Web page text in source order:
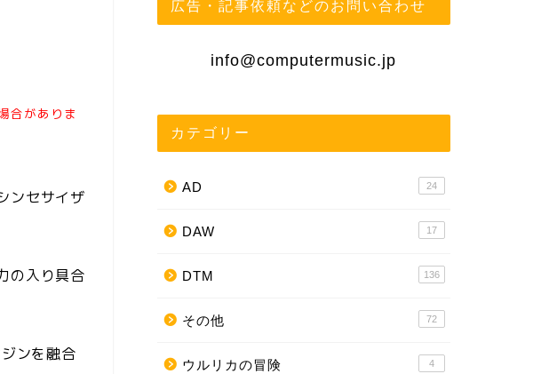
合がありま
ンセサイザ
の入り具合
ンを融合
広告・記事依頼などのお問い合わせ
info@computermusic.jp
カテゴリー
AD 24
DAW 17
DTM 136
その他 72
ウルリカの冒険 4